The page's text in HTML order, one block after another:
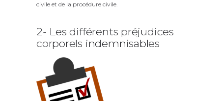
civile et de la procédure civile.
2- Les différents préjudices
corporels indemnisables